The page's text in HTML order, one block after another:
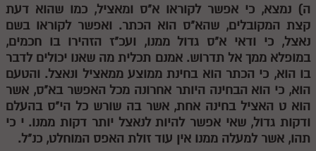
חלק ט"ז
בית שער הכוונות
שידור חי
הזמן סט תע"ס
הזמן סט תלמוד עשר הספירות
ה) נמצא, כי אפשר לקוראו א"ס ומאציל, כמו שהוא דעת
קצת המקובלים, שהא"ס הוא הכתר. ואפשר לקוראו בשם
נאצל, כי ודאי א"ס גדול ממנו, ועכ"ז הזהירו בו חכמים,
במופלא ממך אל תדרוש. אמנם תכלית מה שאנו יכולים לדבר
בו הוא, כי הכתר הוא בחינת ממוצע ממאציל ונאצל. והטעם
הוא, כי הוא הבחינה היותר אחרונה מכל האפשר בא"ס, אשר
הוא ט האציל בחינה אחת, אשר בה שורש כל הי"ס בהעלם
ודקות גדול, שאי אפשר להיות לנאצל יותר דקות ממנו. י כי
תהו, אשר למעלה ממנו אין עוד זולת האפס המוחלט, כנ"ל.